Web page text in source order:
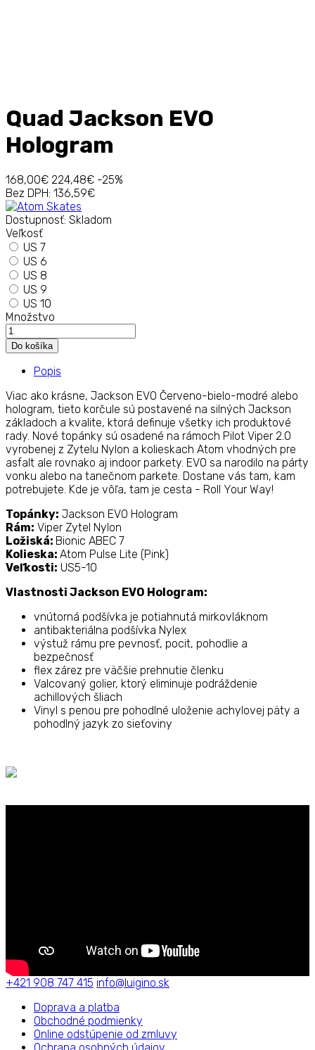
Quad Jackson EVO
Hologram
168,00€ 224,48€ -25%
Bez DPH: 136,59€
Dostupnosť: Skladom
Veľkosť
US 7
US 6
US 8
US 9
US 10
Množstvo
Popis
Viac ako krásne, Jackson EVO Červeno-bielo-modré alebo
hologram, tieto korčule sú postavené na silných Jackson
základoch a kvalite, ktorá definuje všetky ich produktové
rady. Nové topánky sú osadené na rámoch Pilot Viper 2.0
vyrobenej z Zytelu Nylon a kolieskach Atom vhodných pre
asfalt ale rovnako aj indoor parkety. EVO sa narodilo na párty
vonku alebo na tanečnom parkete. Dostane vás tam, kam
potrebujete. Kde je vôľa, tam je cesta - Roll Your Way!
Topánky: Jackson EVO Hologram
Rám: Viper Zytel Nylon
Ložiská: Bionic ABEC 7
Kolieska: Atom Pulse Lite (Pink)
Veľkosti: US5-10
Vlastnosti Jackson EVO Hologram:
vnútorná podšívka je potiahnutá mirkovláknom
antibakteriálna podšívka Nylex
výstuž rámu pre pevnosť, pocit, pohodlie a
bezpečnosť
flex zárez pre väčšie prehnutie členku
Valcovaný golier, ktorý eliminuje podráždenie
achillových šliach
Vinyl s penou pre pohodlné uloženie achylovej päty a
pohodlný jazyk zo sieťoviny
+421 908 747 415 info@luigino.sk
Doprava a platba
Obchodné podmienky
Online odstúpenie od zmluvy